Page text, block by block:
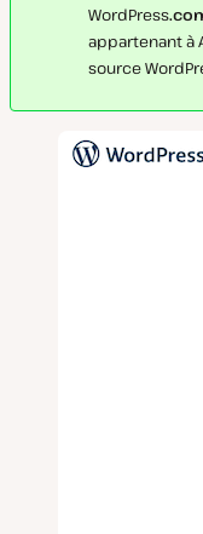
WordPress
appartenant à
source